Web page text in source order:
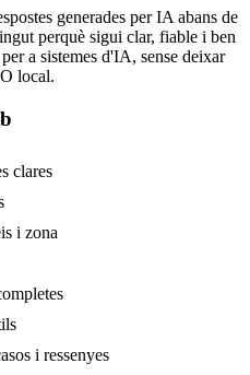
generades per IA abans de
perquè sigui clar, fiable i ben
a sistemes d'IA, sense deixar
local.
clares
i zona
i ressenyes